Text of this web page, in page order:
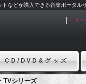
などが購入できる音楽ポータル
ユ
CD/DVD&グッズ
TVシリーズ